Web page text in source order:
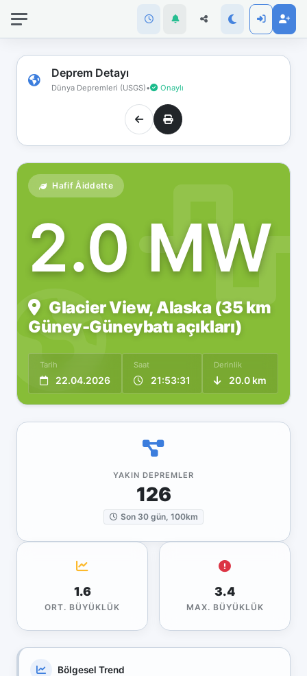
Deprem Detayı
Dünya Depremleri (USGS)• Onaylı
Hafif Åiddette
2.0 MW
Glacier View, Alaska (35 km
Güney-Güneybatı açıkları)
Tarih
22.04.2026
Saat
21:53:31
Derinlik
20.0 km
YAKIN DEPREMLER
126
Son 30 gün, 100km
1.6
ORT. BÜYÜKLÜK
3.4
MAX. BÜYÜKLÜK
Bölgesel Trend
bağlantınız
koptu!
Çevrimdışı
moddasınız.